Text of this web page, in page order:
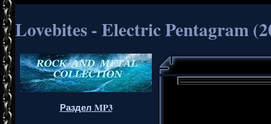
Lovebites - Electric Pentagram
Раздел MP3